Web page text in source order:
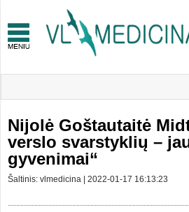
Nijolė Goštautaitė
verslo svarstyklių –
gyvenimai“
Šaltinis: vlmedicina | 2022-01-17 16:13:23